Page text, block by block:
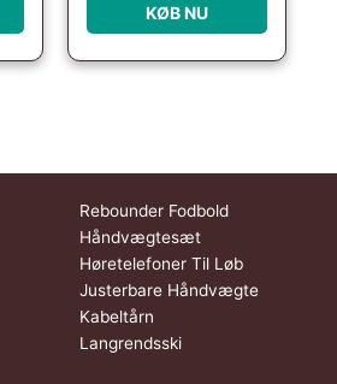
KØB NU
Rebounder Fodbold
Håndvægtesæt
Høretelefoner Til Løb
Justerbare Håndvægte
Kabeltårn
Langrendsski